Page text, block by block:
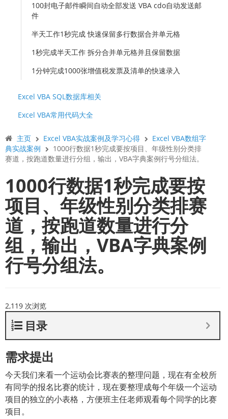
100封电子邮件瞬间自动全部发送 VBA cdo自动发送邮
件
半天工作1秒完成 快速保留多行数据合并单元格
1秒完成半天工作 拆分合并单元格并且保留数据
1分钟完成1000张增值税发票及清单的快速录入
Excel VBA SQL数据库相关
Excel VBA常用代码大全
主页 Excel VBA实战案例及学习心得
Excel VBA数组字
典实战案例
1000行数据1秒完成要按项目、年级性别分类排
赛道，按跑道数量进行分组，输出，VBA字典案例行号分组法。
1000行数据1秒完成要按
项目、年级性别分类排赛
道，按跑道数量进行分
组，输出，VBA字典案例
行号分组法。
2,119 次浏览
目录
需求提出
今天我们来看一个运动会比赛表的整理问题，现在有全校所
有同学的报名比赛的统计，现在要整理成每个年级一个运动
项目的独立的小表格，方便班主任老师观看每个同学的比赛
项目。